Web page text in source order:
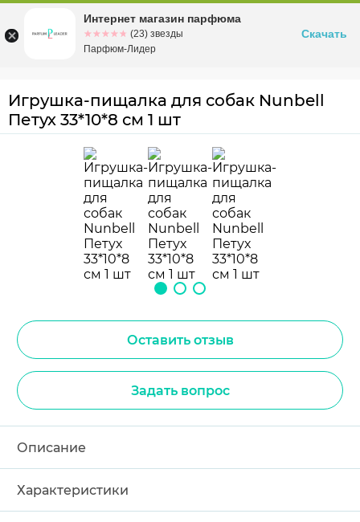
Омскул. Заозерная, 11, к. 1
Игрушка-пищалка для собак Nunbell
Петух 33*10*8 см 1 шт
Оставить отзыв
Задать вопрос
Описание
Характеристики
Интернет магазин парфюма
☆☆☆☆☆
★★★★★ (23) звезды
Парфюм-Лидер
Скачать